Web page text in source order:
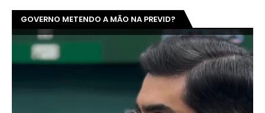
GOVERNO METENDO A MÃO NA PREVID?